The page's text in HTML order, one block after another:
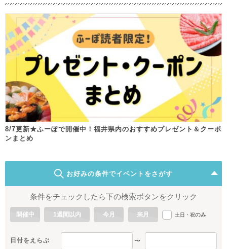
8/7更新★ふーぽで開催中！福井県内のおすすめプレゼント＆クーポ
ンまとめ
お好みの条件でイベントをさがす
条件をチェックしたら下の検索ボタンをクリック
開催中 1週間以内 今月 来月 土日・祝のみ
日付をえらぶ 〜